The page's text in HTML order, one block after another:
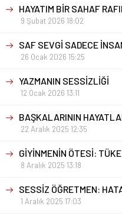
HAYATIM BİR SAHAF
9 Şubat 2026 18:02
SAF SEVGİ SADECE
26 Ocak 2026 15:25
YAZMANIN SESSİZLİĞİ
12 Ocak 2026 13:11
BAŞKALARININ
22 Aralık 2025 12:35
GİYİNMENİN ÖTESİ:
8 Aralık 2025 13:18
SESSİZ ÖĞRETMEN:
1 Aralık 2025 17:03